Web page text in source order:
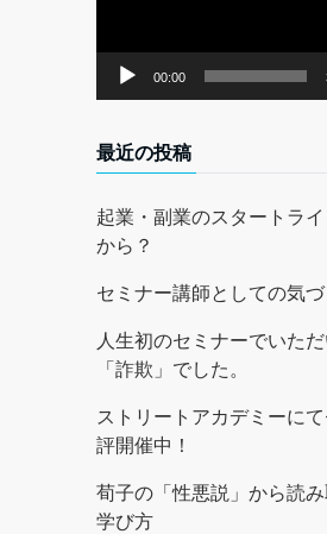
ヤ
00:00
最近の投稿
起業・副業のスタートラ
から？
セミナー講師としての気
人生初のセミナーでいた
「詐欺」でした。
ストリートアカデミーに
評開催中！
荀子の「性悪説」から読
学び方